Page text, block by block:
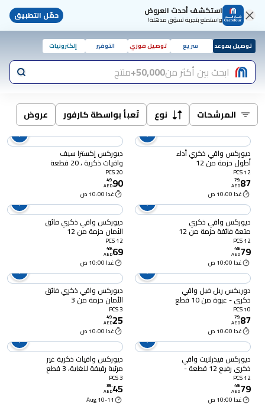
استكشف أحدث العروض
واستمتع بتجربة تسوّق مذهلة! حمّل التطبيق
توصيل بموعد سريع توصيل فوري التوفير إلكترونيات
ابحث بين أكثر من50,000+ منتج
المرشحات نوع تُعبأ بواسطة كارفور عروض
ديوركس واقي ذكري أداء
أطول حزمة من 12
12 PCS
87
.
79
AED
غدا 10:00 ص
ديوركس إكسترا سيف
واقيات ذكرية ، 20 قطعة
20 PCS
90
.
49
AED
غدا 10:00 ص
ديوركس واقي ذكري
متعة فائقة حزمة من 12
12 PCS
79
.
49
AED
غدا 10:00 ص
ديوركس واقي ذكري فائق
الأمان حزمة من 12
12 PCS
69
.
49
AED
غدا 10:00 ص
دوريكس ريل فيل واقي
ذكري - عبوة من 10 قطع
10 PCS
87
.
79
AED
غدا 10:00 ص
ديوركس واقي ذكري فائق
الأمان حزمة من 3
3 PCS
25
.
49
AED
غدا 10:00 ص
ديوركس فيذرلايت واقي
ذكري رفيع 12 قطعة -
شفاف
12 PCS
79
.
49
AED
غدا 10:00 ص
ديوركس واقيات ذكرية غير
مرئية رقيقة للغاية، 3 قطع
3 PCS
45
.
35
AED
10-11 Aug